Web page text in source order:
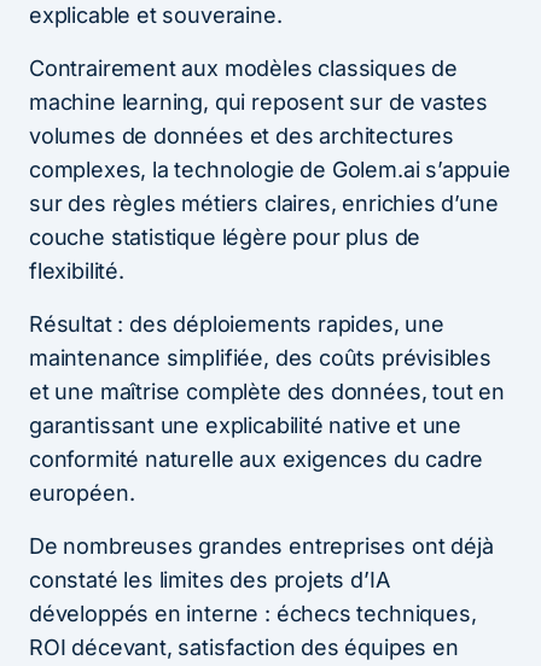
explicable et souveraine.
Contrairement aux modèles classiques de
machine learning, qui reposent sur de vastes
volumes de données et des architectures
complexes, la technologie de Golem.ai s’appuie
sur des règles métiers claires, enrichies d’une
couche statistique légère pour plus de
flexibilité.
Résultat : des déploiements rapides, une
maintenance simplifiée, des coûts prévisibles
et une maîtrise complète des données, tout en
garantissant une explicabilité native et une
conformité naturelle aux exigences du cadre
européen.
De nombreuses grandes entreprises ont déjà
constaté les limites des projets d’IA
développés en interne : échecs techniques,
ROI décevant, satisfaction des équipes en